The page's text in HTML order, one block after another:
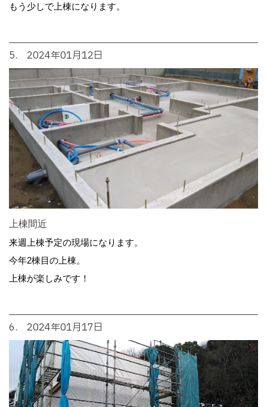
もう少しで上棟になります。
5. 2024年01月12日
上棟間近
来週上棟予定の現場になります。
今年2棟目の上棟。
上棟が楽しみです！
6. 2024年01月17日